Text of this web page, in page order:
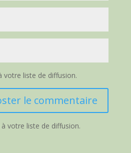
votre liste de diffusion.
votre liste de diffusion.